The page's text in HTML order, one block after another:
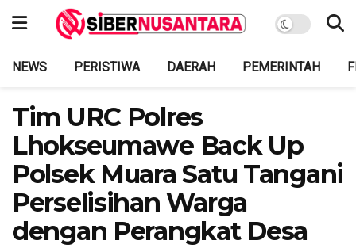
NEWS PERISTIWA DAERAH PEMERINTAH
Tim URC Polres
Lhokseumawe Back Up
Polsek Muara Satu Tangani
Perselisihan Warga
dengan Perangkat Desa